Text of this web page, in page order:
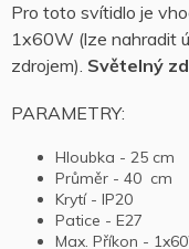
Pro toto svítidlo je
1x60W (lze nahradit
zdrojem). Světelný
PARAMETRY:
Hloubka - 25 cm
Průměr - 40 cm
Krytí - IP20
Patice - E27
Max. Příkon -